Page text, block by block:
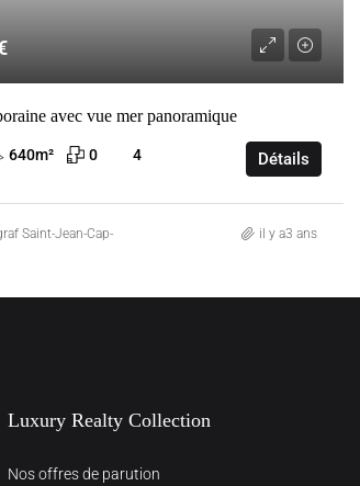
avec vue mer panoramique
640m² 0 4 Détails
Saint-Jean-Cap-Ferrat il y a3 ans
Luxury Realty Collection
Nos offres de parution